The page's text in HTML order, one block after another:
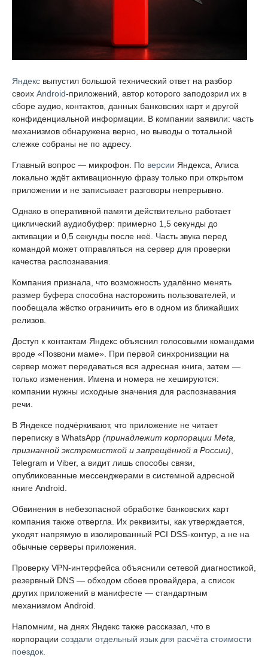
Яндекс выпустил большой технический ответ на разбор
своих Android-приложений, автор которого заподозрил их в
сборе аудио, контактов, данных банковских карт и другой
конфиденциальной информации. В компании заявили: часть
механизмов обнаружена верно, но выводы о тотальной
слежке собраны не по адресу.
Главный вопрос — микрофон. По версии Яндекса, Алиса
локально ждёт активационную фразу только при открытом
приложении и не записывает разговоры непрерывно.
Однако в оперативной памяти действительно работает
циклический аудиобуфер: примерно 1,5 секунды до
активации и 0,5 секунды после неё. Часть звука перед
командой может отправляться на сервер для проверки
качества распознавания.
Компания признала, что возможность удалённо менять
размер буфера способна насторожить пользователей, и
пообещала жёстко ограничить его в одном из ближайших
релизов.
Доступ к контактам Яндекс объяснил голосовыми командами
вроде «Позвони маме». При первой синхронизации на
сервер может передаваться вся адресная книга, затем —
только изменения. Имена и номера не хешируются:
компании нужны исходные значения для распознавания
речи.
В Яндексе подчёркивают, что приложение не читает
переписку в WhatsApp (принадлежит корпорации Meta,
признанной экстремисткой и запрещённой в России)
Telegram и Viber, а видит лишь способы связи,
опубликованные мессенджерами в системной адресной
книге Android.
Обвинения в небезопасной обработке банковских карт
компания также отвергла. Их реквизиты, как утверждается,
уходят напрямую в изолированный PCI DSS-контур, а не на
обычные серверы приложения.
Проверку VPN-интерфейса объяснили сетевой диагностикой,
резервный DNS — обходом сбоев провайдера, а список
других приложений в манифесте — стандартным
механизмом Android.
Напомним, на днях Яндекс также рассказал, что в
корпорации создали отдельный язык для расчёта стоимости
поездок